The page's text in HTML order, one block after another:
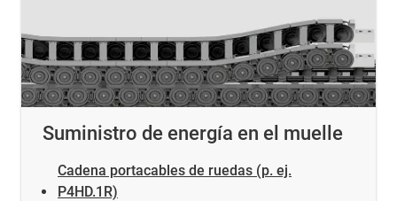
Suministro de energía en el muelle
Cadena portacables de ruedas (p. ej.
P4HD.1R)